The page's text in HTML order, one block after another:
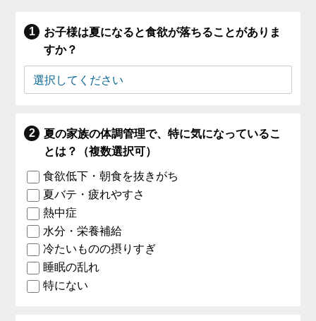
お子様は夏になると食欲が落ちることがありま
すか？
夏の家族の体調管理で、特に気になっているこ
とは？（複数選択可）
食欲低下・朝食を抜きがち
夏バテ・疲れやすさ
熱中症
水分・栄養補給
冷たいものの摂りすぎ
睡眠の乱れ
特にない